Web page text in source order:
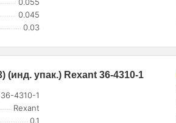
0.055
0.045
0.03
(инд. упак.) Rexant 36-4310-1
36-4310-1
Rexant
0.1